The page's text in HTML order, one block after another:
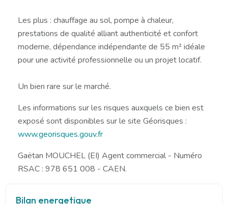
Les plus : chauffage au sol, pompe à chaleur,
prestations de qualité alliant authenticité et confort
moderne, dépendance indépendante de 55 m² idéale
pour une activité professionnelle ou un projet locatif.
Un bien rare sur le marché.
Les informations sur les risques auxquels ce bien est
exposé sont disponibles sur le site Géorisques :
www.georisques.gouv.fr
Gaëtan MOUCHEL (EI) Agent commercial - Numéro
RSAC : 978 651 008 - CAEN.
Bilan energetique